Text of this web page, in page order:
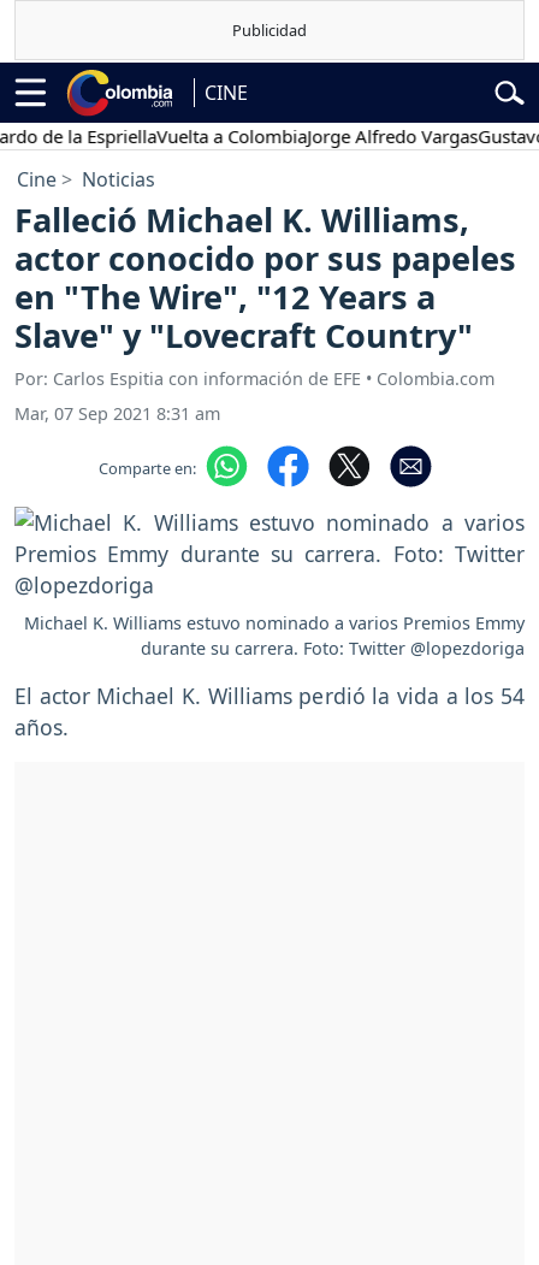
CINE
la EspriellaVuelta a ColombiaJorge Alfredo VargasGustavo
Cine Noticias
Falleció Michael K. Williams,
actor conocido por sus papeles
en "The Wire", "12 Years a
Slave" y "Lovecraft Country"
Por: Carlos Espitia con información de EFE • Colombia.com
Mar, 07 Sep 2021 8:31 am
Comparte en:
Michael K. Williams estuvo nominado a varios Premios Emmy
durante su carrera. Foto: Twitter @lopezdoriga
El actor Michael K. Williams perdió la vida a los 54
años.